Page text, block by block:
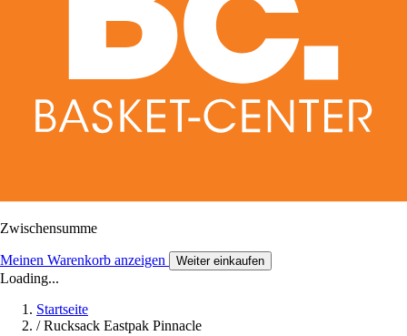
Zwischensumme
Meinen Warenkorb anzeigen Weiter einkaufen
Loading...
Startseite
/ Rucksack Eastpak Pinnacle